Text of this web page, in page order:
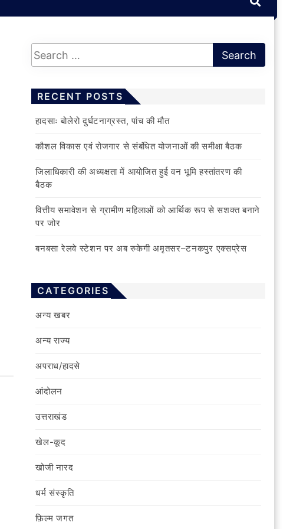
RECENT POSTS
हादसाः बोलेरो दुर्घटनाग्रस्त, पांच की मौत
कौशल विकास एवं रोजगार से संबंधित योजनाओं की समीक्षा बैठक
जिलाधिकारी की अध्यक्षता में आयोजित हुई वन भूमि हस्तांतरण की
बैठक
वित्तीय समावेशन से ग्रामीण महिलाओं को आर्थिक रूप से सशक्त बनाने
पर जोर
बनबसा रेलवे स्टेशन पर अब रुकेगी अमृतसर–टनकपुर एक्सप्रेस
CATEGORIES
अन्य खबर
अन्य राज्य
अपराध/हादसे
आंदोलन
उत्तराखंड
खेल-कूद
खोजी नारद
धर्म संस्कृति
फ़िल्‍म जगत